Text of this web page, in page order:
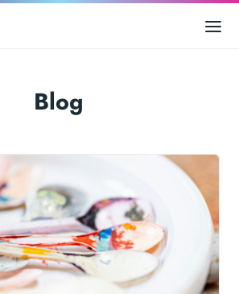
Blog